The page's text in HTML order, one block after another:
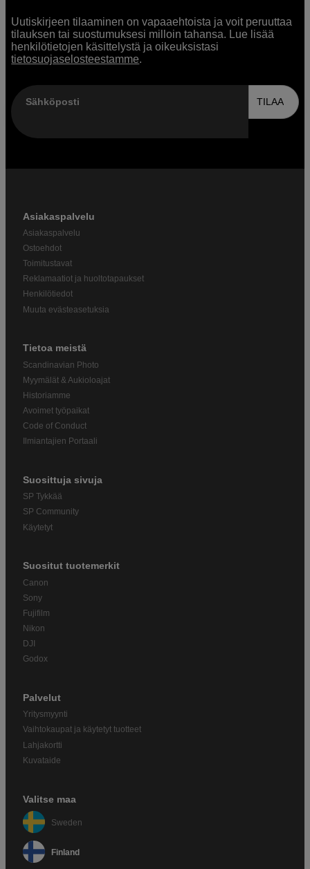
Uutiskirjeen tilaaminen on vapaaehtoista ja voit peruuttaa
tilauksen tai suostumuksesi milloin tahansa. Lue lisää
henkilötietojen käsittelystä ja oikeuksistasi
tietosuojaselosteestamme.
Sähköposti TILAA
Asiakaspalvelu
Asiakaspalvelu
Ostoehdot
Toimitustavat
Reklamaatiot ja huoltotapaukset
Henkilötiedot
Muuta evästeasetuksia
Tietoa meistä
Scandinavian Photo
Myymälät & Aukioloajat
Historiamme
Avoimet työpaikat
Code of Conduct
Ilmiantajien Portaali
Suosittuja sivuja
SP Tykkää
SP Community
Käytetyt
Suositut tuotemerkit
Canon
Sony
Fujifilm
Nikon
DJI
Godox
Palvelut
Yritysmyynti
Vaihtokaupat ja käytetyt tuotteet
Lahjakortti
Kuvataide
Valitse maa
Sweden
Finland